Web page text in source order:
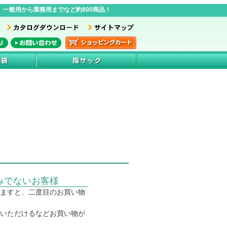
般用から業務用までなど約800商品！
でないお客様
すと、二度目のお買い物
ただけるなどお買い物が